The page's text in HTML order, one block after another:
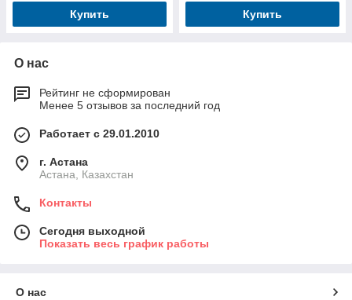
Купить Купить
О нас
Рейтинг не сформирован
Менее 5 отзывов за последний год
Работает с 29.01.2010
г. Астана
Астана, Казахстан
Контакты
Сегодня выходной
Показать весь график работы
О нас